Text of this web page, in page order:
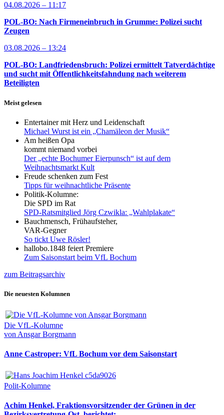
04.08.2026 – 11:17
POL-BO: Nach Firmeneinbruch in Grumme: Polizei sucht
Zeugen
03.08.2026 – 13:24
POL-BO: Landfriedensbruch: Polizei ermittelt Tatverdächtige
und sucht mit Öffentlichkeitsfahndung nach weiterem
Beteiligten
Meist gelesen
Entertainer mit Herz und Leidenschaft
Michael Wurst ist ein „Chamäleon der Musik“
Am heißen Opa
kommt niemand vorbei
Der „echte Bochumer Eierpunsch“ ist auf dem
Weihnachtsmarkt Kult
Freude schenken zum Fest
Tipps für weihnachtliche Präsente
Politik-Kolumne:
Die SPD im Rat
SPD-Ratsmitglied Jörg Czwikla: „Wahlplakate“
Bauchmensch, Frühaufsteher,
VAR-Gegner
So tickt Uwe Rösler!
hallobo.1848 feiert Premiere
Zum Saisonstart beim VfL Bochum
zum Beitragsarchiv
Die neuesten Kolumnen
Die VfL-Kolumne
von Ansgar Borgmann
Anne Castroper: VfL Bochum vor dem Saisonstart
Polit-Kolumne
Achim Henkel, Fraktionsvorsitzender der Grünen in der